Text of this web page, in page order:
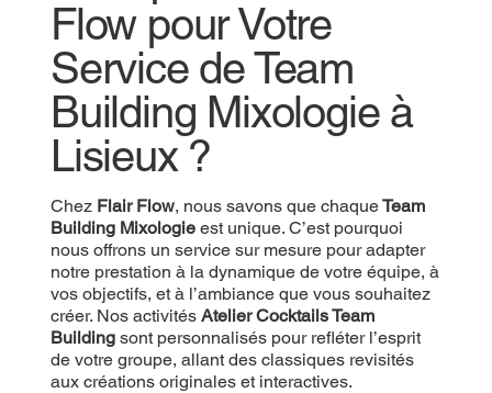
Flow pour Votre
Service de Team
Building Mixologie à
Lisieux ?
Chez Flair Flow, nous savons que chaqueTeam
Building Mixologieest unique. C’est pourquoi
nous offrons un service sur mesure pour adapter
notre prestation à la dynamique de votre équipe, à
vos objectifs, et à l’ambiance que vous souhaitez
créer. Nos activités Atelier Cocktails Team
Buildingsont personnalisés pour refléter l’esprit
de votre groupe, allant des classiques revisités
aux créations originales et interactives.